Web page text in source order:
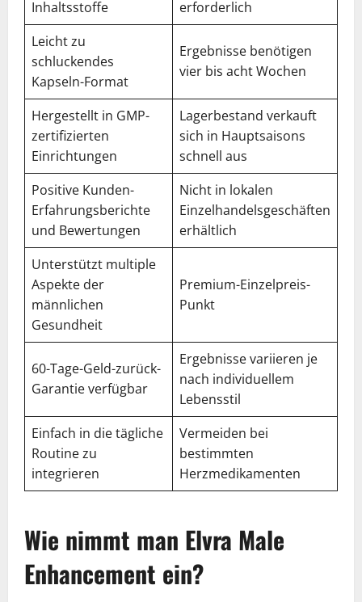
Inhaltsstoffe
erforderlich
Leicht zu
schluckendes
Kapseln-Format
Ergebnisse benötigen
vier bis acht Wochen
Hergestellt in GMP-
zertifizierten
Einrichtungen
Lagerbestand verkauft
sich in Hauptsaisons
schnell aus
Positive Kunden-
Erfahrungsberichte
und Bewertungen
Nicht in lokalen
Einzelhandelsgeschäften
erhältlich
Unterstützt multiple
Aspekte der
männlichen
Gesundheit
Premium-Einzelpreis-
Punkt
60-Tage-Geld-zurück-
Garantie verfügbar
Ergebnisse variieren je
nach individuellem
Lebensstil
Einfach in die tägliche
Routine zu
integrieren
Vermeiden bei
bestimmten
Herzmedikamenten
Wie nimmt man Elvra Male
Enhancement ein?